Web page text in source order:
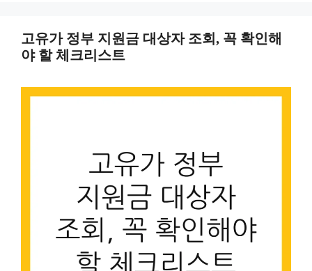
고유가 정부 지원금 대상자 조회, 꼭 확인해
야 할 체크리스트